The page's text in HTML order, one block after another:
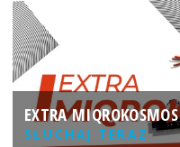
EXTRA MIQROKOSMOS
SŁUCHAJ TERAZ